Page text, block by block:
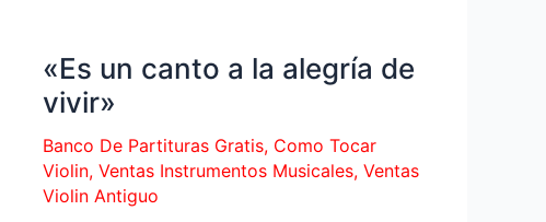
reúnen
el
con
el
Papa
«Es un canto a la alegría de
vivir»
Banco De Partituras Gratis, Como Tocar
Violin, Ventas Instrumentos Musicales, Ventas
Violin Antiguo